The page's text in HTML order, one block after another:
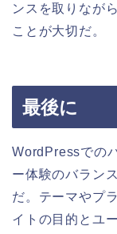
ンスを取りなが
ことが大切だ。
最後に
WordPressでの
ー体験のバラン
だ。テーマやプ
イトの目的とユ